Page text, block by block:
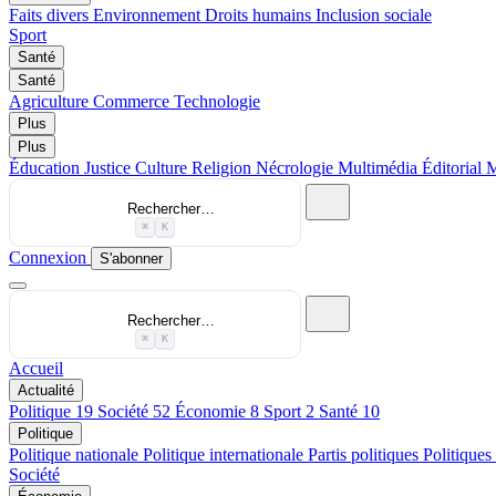
Faits divers Environnement Droits humains Inclusion sociale
Sport
Santé
Santé
Agriculture Commerce Technologie
Plus
Plus
Éducation Justice Culture Religion Nécrologie Multimédia Éditorial
Rechercher…
⌘ K
Connexion S'abonner
Rechercher…
⌘ K
Accueil
Actualité
Politique 19 Société 52 Économie 8 Sport 2 Santé 10
Politique
Politique nationale Politique internationale Partis politiques Politiques
Société